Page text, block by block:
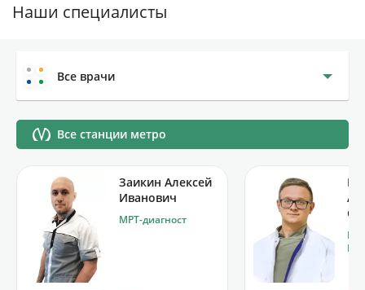
Наши специалисты
Все врачи
Все станции метро
Заикин Алексей
Иванович
МРТ-диагност